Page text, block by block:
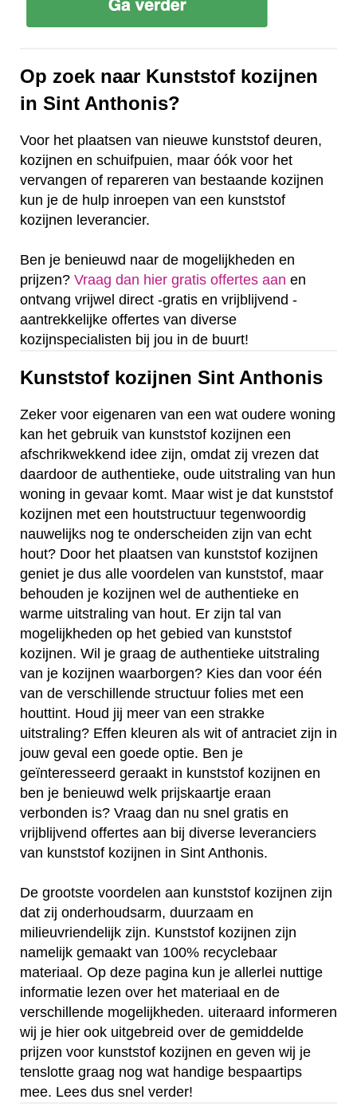
Op zoek naar Kunststof kozijnen
in Sint Anthonis?
Voor het plaatsen van nieuwe kunststof deuren,
kozijnen en schuifpuien, maar óók voor het
vervangen of repareren van bestaande kozijnen
kun je de hulp inroepen van een kunststof
kozijnen leverancier.
Ben je benieuwd naar de mogelijkheden en
prijzen? Vraag dan hier gratis offertes aan en
ontvang vrijwel direct -gratis en vrijblijvend -
aantrekkelijke offertes van diverse
kozijnspecialisten bij jou in de buurt!
Kunststof kozijnen Sint Anthonis
Zeker voor eigenaren van een wat oudere woning
kan het gebruik van kunststof kozijnen een
afschrikwekkend idee zijn, omdat zij vrezen dat
daardoor de authentieke, oude uitstraling van hun
woning in gevaar komt. Maar wist je dat kunststof
kozijnen met een houtstructuur tegenwoordig
nauwelijks nog te onderscheiden zijn van echt
hout? Door het plaatsen van kunststof kozijnen
geniet je dus alle voordelen van kunststof, maar
behouden je kozijnen wel de authentieke en
warme uitstraling van hout. Er zijn tal van
mogelijkheden op het gebied van kunststof
kozijnen. Wil je graag de authentieke uitstraling
van je kozijnen waarborgen? Kies dan voor één
van de verschillende structuur folies met een
houttint. Houd jij meer van een strakke
uitstraling? Effen kleuren als wit of antraciet zijn in
jouw geval een goede optie. Ben je
geïnteresseerd geraakt in kunststof kozijnen en
ben je benieuwd welk prijskaartje eraan
verbonden is? Vraag dan nu snel gratis en
vrijblijvend offertes aan bij diverse leveranciers
van kunststof kozijnen in Sint Anthonis.
De grootste voordelen aan kunststof kozijnen zijn
dat zij onderhoudsarm, duurzaam en
milieuvriendelijk zijn. Kunststof kozijnen zijn
namelijk gemaakt van 100% recyclebaar
materiaal. Op deze pagina kun je allerlei nuttige
informatie lezen over het materiaal en de
verschillende mogelijkheden. uiteraard informeren
wij je hier ook uitgebreid over de gemiddelde
prijzen voor kunststof kozijnen en geven wij je
tenslotte graag nog wat handige bespaartips
mee. Lees dus snel verder!